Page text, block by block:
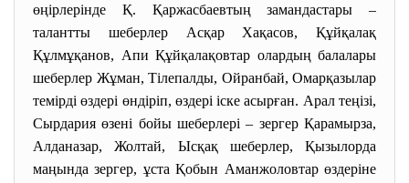
өңірлерінде Қ. Қаржасбаевтың замандастары –
талантты шеберлер Асқар Хақасов, Құйқалақ
Құлмұқанов, Апи Құйқалақовтар олардың балалары
шеберлер Жұман, Тілепалды, Ойранбай, Омарқазылар
темірді өздері өндіріп, өздері іске асырған. Арал теңізі,
Сырдария өзені бойы шеберлері – зергер Қарамырза,
Алданазар, Жолтай, Ысқақ шеберлер, Қызылорда
маңында зергер, ұста Қобын Аманжоловтар өздеріне